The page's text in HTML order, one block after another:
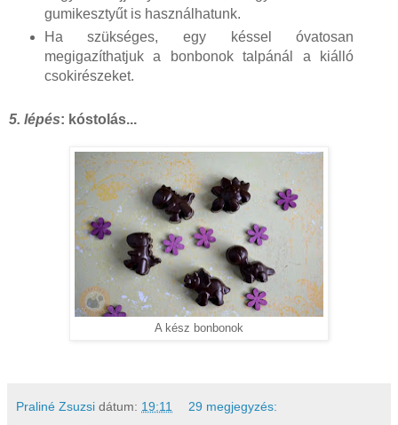
gumikesztyűt is használhatunk.
Ha szükséges, egy késsel óvatosan
megigazíthatjuk a bonbonok talpánál a kiálló
csokirészeket.
5. lépés: kóstolás...
A kész bonbonok
Praliné Zsuzsi dátum: 19:11 29 megjegyzés: